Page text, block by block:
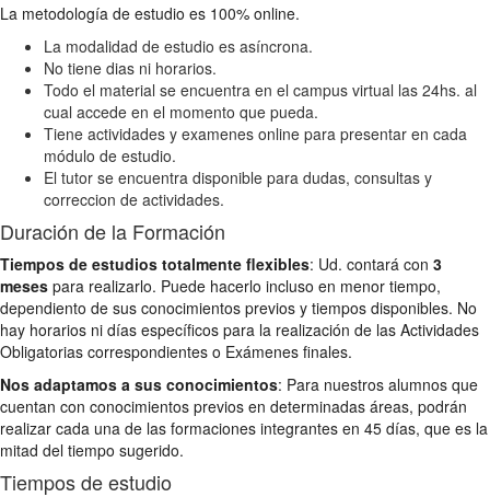
La metodología de estudio es 100% online.
La modalidad de estudio es asíncrona.
No tiene dias ni horarios.
Todo el material se encuentra en el campus virtual las 24hs. al
cual accede en el momento que pueda.
Tiene actividades y examenes online para presentar en cada
módulo de estudio.
El tutor se encuentra disponible para dudas, consultas y
correccion de actividades.
Duración de la Formación
Tiempos de estudios totalmente flexibles: Ud. contará con 3
meses para realizarlo. Puede hacerlo incluso en menor tiempo,
dependiento de sus conocimientos previos y tiempos disponibles. No
hay horarios ni días específicos para la realización de las Actividades
Obligatorias correspondientes o Exámenes finales.
Nos adaptamos a sus conocimientos: Para nuestros alumnos que
cuentan con conocimientos previos en determinadas áreas, podrán
realizar cada una de las formaciones integrantes en 45 días, que es la
mitad del tiempo sugerido.
Tiempos de estudio